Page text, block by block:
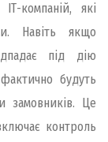
компаній, які
Навіть якщо
під дію
будуть
замовників. Це
контроль